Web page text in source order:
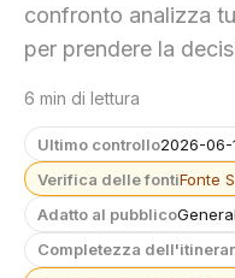
confronto analizza
per prendere la
6 min di lettura
Ultimo controllo2026-06-
Verifica delle fontiFonte
Adatto al pubblico
Completezza